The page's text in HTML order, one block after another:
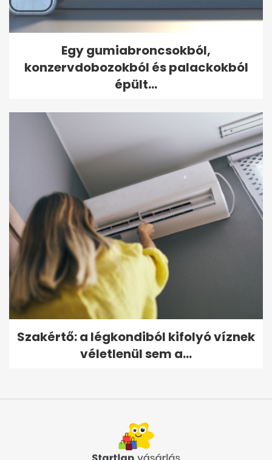
Egy gumiabroncsokból,
konzervdobozokból és palackokból
épült...
Szakértő: a légkondiból kifolyó víznek
véletlenül sem a...